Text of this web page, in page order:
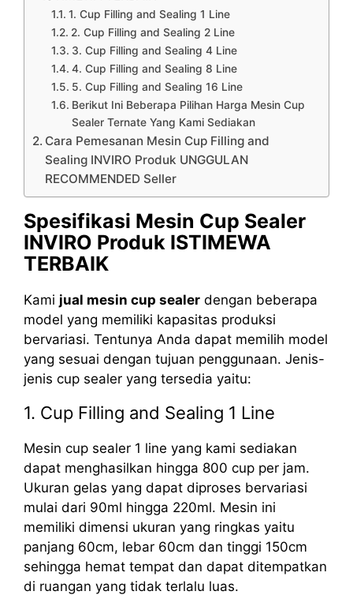
1. Cup Filling and Sealing 1 Line
2. Cup Filling and Sealing 2 Line
3. Cup Filling and Sealing 4 Line
4. Cup Filling and Sealing 8 Line
5. Cup Filling and Sealing 16 Line
Berikut Ini Beberapa Pilihan Harga Mesin Cup
Sealer Ternate Yang Kami Sediakan
Cara Pemesanan Mesin Cup Filling and
Sealing INVIRO Produk UNGGULAN
RECOMMENDED Seller
Spesifikasi Mesin Cup Sealer
INVIRO Produk ISTIMEWA
TERBAIK
Kami jual mesin cup sealer dengan beberapa
model yang memiliki kapasitas produksi
bervariasi. Tentunya Anda dapat memilih model
yang sesuai dengan tujuan penggunaan. Jenis-
jenis cup sealer yang tersedia yaitu:
1. Cup Filling and Sealing 1 Line
Mesin cup sealer 1 line yang kami sediakan
dapat menghasilkan hingga 800 cup per jam.
Ukuran gelas yang dapat diproses bervariasi
mulai dari 90ml hingga 220ml. Mesin ini
memiliki dimensi ukuran yang ringkas yaitu
panjang 60cm, lebar 60cm dan tinggi 150cm
sehingga hemat tempat dan dapat ditempatkan
di ruangan yang tidak terlalu luas.